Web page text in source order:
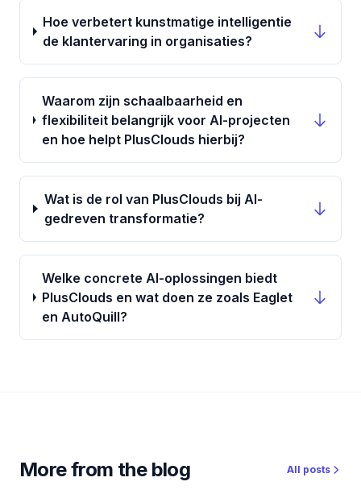
Hoe verbetert kunstmatige intelligentie
de klantervaring in organisaties?
Waarom zijn schaalbaarheid en
flexibiliteit belangrijk voor AI-projecten
en hoe helpt PlusClouds hierbij?
Wat is de rol van PlusClouds bij AI-
gedreven transformatie?
Welke concrete AI-oplossingen biedt
PlusClouds en wat doen ze zoals Eaglet
en AutoQuill?
More from the blog All posts